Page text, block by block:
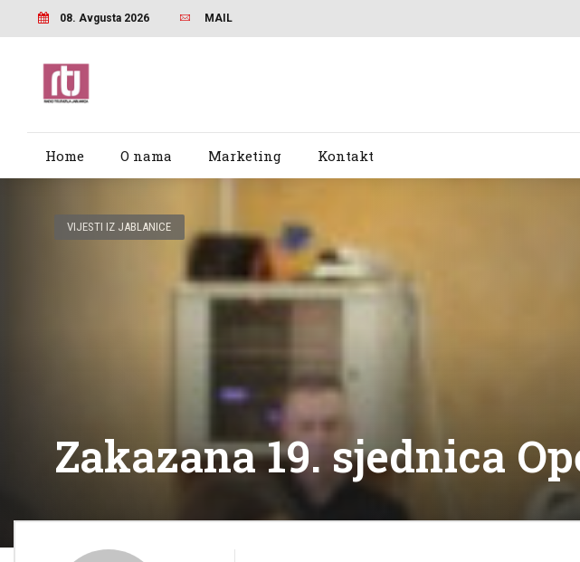
08. Avgusta 2026 MAIL
Home O nama Marketing Kontakt
VIJESTI IZ JABLANICE
Zakazana 19. sjednica